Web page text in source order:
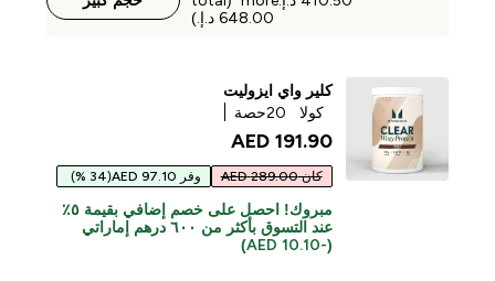
كلير واي ايزوليت
كولا
20حصة
191.90 AED‎
كان 289.00 AED وفر 97.10 AED (34 %)
مبروك! احصل على خصم إضافي بقيمة ٥٪
عند التسوق بأكثر من ٦٠٠ درهم إماراتي
(-10.10 AED)